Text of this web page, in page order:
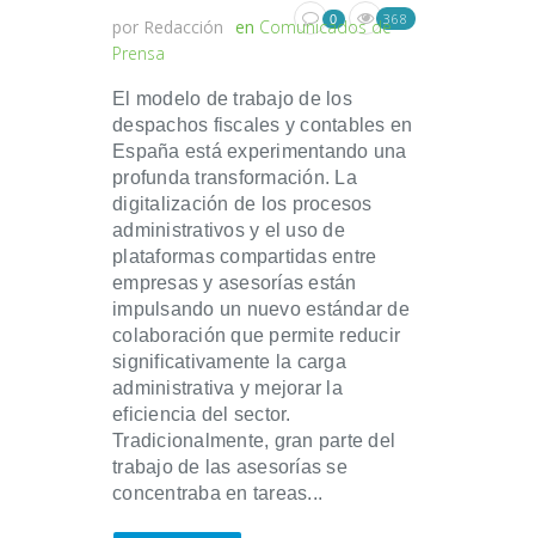
por Redacción en Comunicados de
Prensa
0 368
El modelo de trabajo de los
despachos fiscales y contables en
España está experimentando una
profunda transformación. La
digitalización de los procesos
administrativos y el uso de
plataformas compartidas entre
empresas y asesorías están
impulsando un nuevo estándar de
colaboración que permite reducir
significativamente la carga
administrativa y mejorar la
eficiencia del sector.
Tradicionalmente, gran parte del
trabajo de las asesorías se
concentraba en tareas...